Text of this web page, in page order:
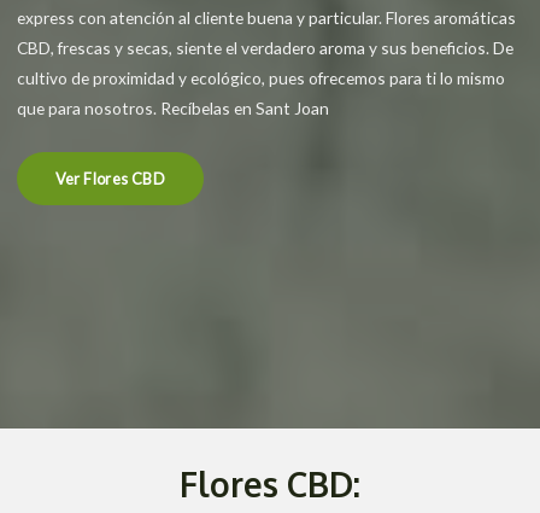
express con atención al cliente buena y particular. Flores aromáticas
CBD, frescas y secas, siente el verdadero aroma y sus beneficios. De
cultivo de proximidad y ecológico, pues ofrecemos para ti lo mismo
que para nosotros. Recíbelas en Sant Joan
Ver Flores CBD
Flores CBD: